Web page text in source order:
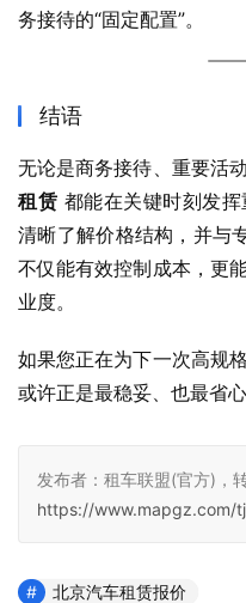
务接待的“固定配置”。
结语
无论是商务接待、重要活
租赁 都能在关键时刻发挥
清晰了解价格结构，并与
不仅能有效控制成本，更
业度。
如果您正在为下一次高规
或许正是最稳妥、也最省心
发布者：租车联盟(官方)，
https://www.mapgz.com/
北京汽车租赁报价